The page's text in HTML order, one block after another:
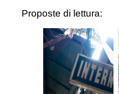
Proposte di lettura: